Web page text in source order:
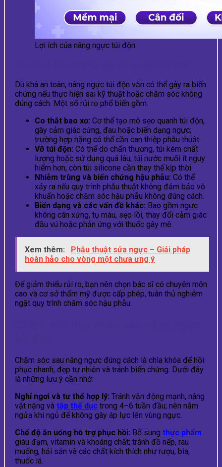
Lợi ích của nâng ngực túi độn
Dù khá an toàn, nâng ngực túi độn vẫn có thể gây ra biến
chứng nếu thực hiện sai kỹ thuật hoặc chăm sóc không
đúng cách. Một số rủi ro phổ biến gồm.
Co thắt bao xơ: Cơ thể tạo mô sẹo quanh túi độn,
gây cảm giác cứng, đau hoặc biến dạng ngực;
trường hợp nặng có thể cần can thiệp phẫu thuật.
Vỡ túi độn: Có thể do chấn thương, túi kém chất
lượng hoặc sử dụng quá lâu; túi nước muối ít nguy
hiểm hơn, còn túi silicone cần thay thế kịp thời.
Nhiễm trùng và biến chứng hậu phẫu: Có thể
xảy ra nếu quy trình phẫu thuật không đảm bảo vô
khuẩn hoặc chăm sóc hậu phẫu không đúng cách.
Biến dạng và các vấn đề khác: Bao gồm ngực
không cân xứng, tụ máu, sẹo lồi, thay đổi cảm giác
đầu vú hoặc phản ứng với thuốc gây mê.
Xem thêm:
Phẫu thuật sửa ngực – Giải pháp
hoàn hảo cho vòng một chưa ưng ý
Để giảm thiểu rủi ro, bạn nên chọn bác sĩ có chuyên môn
cao và cơ sở thẩm mỹ được cấp phép, tuân thủ nghiêm
ngặt quy trình chăm sóc hậu phẫu.
Chăm sóc sau nâng ngực đúng cách là chìa khóa để hồi
phục nhanh, đẹp tự nhiên và tránh biến chứng. Dưới đây
là những lưu ý cần nhớ:
Nghỉ ngơi và tư thế hợp lý: Tránh vận động mạnh, nâng
vật nặng và tập thể dục trong 4–6 tuần đầu; nên nằm
ngửa khi ngủ để không gây áp lực lên vùng ngực.
Chế độ ăn uống hỗ trợ phục hồi: Bổ sung thực phẩm
giàu đạm, vitamin và khoáng chất; tránh đồ nếp, rau
muống, hải sản và các chất kích thích như rượu, bia,
thuốc lá.